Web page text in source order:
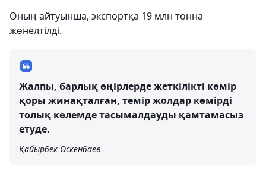
Оның айтуынша, экспортқа 19 млн тонна
жөнелтілді.
Жалпы, барлық өңірлерде жеткілікті көмір
қоры жинақталған, темір жолдар көмірді
толық көлемде тасымалдауды қамтамасыз
етуде.
Қайырбек Өскенбаев